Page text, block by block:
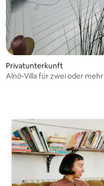
Privatunterkunft
Alnö-Villa für zwei oder mehr